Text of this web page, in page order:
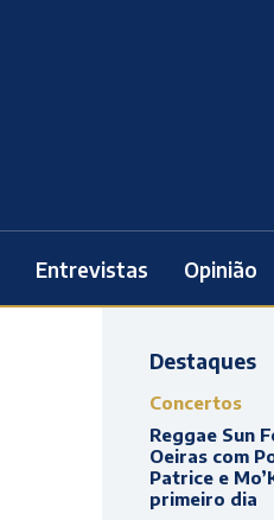
Entrevistas Opinião
Destaques
Concertos
Reggae Sun
Oeiras com
Patrice e
primeiro dia